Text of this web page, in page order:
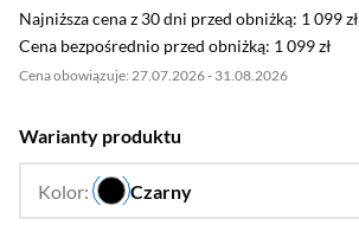
Najniższa cena z 30 dni przed obniżką: 1 099 zł
Najniższa cena z 30 dni przed obniżką: 1 099 zł
Cena bezpośrednio przed obniżką: 1 099 zł
Cena bezpośrednio przed obniżką: 1 099 zł
Cena obowiązuje: 27.07.2026 - 31.08.2026
Warianty produktu
Kolor: Czarny